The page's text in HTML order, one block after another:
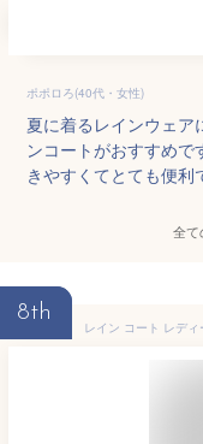
ポポロろ(40代・女性)
夏に着るレインウェア
ンコートがおすすめ
きやすくてとても便利
全て
8th